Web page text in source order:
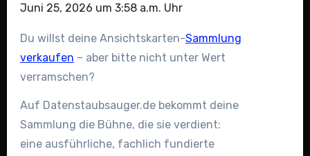
Juni 25, 2026 um 3:58 a.m. Uhr
Du willst deine Ansichtskarten-Sammlung
verkaufen – aber bitte nicht unter Wert
verramschen?
Auf Datenstaubsauger.de bekommt deine
Sammlung die Bühne, die sie verdient:
eine ausführliche, fachlich fundierte